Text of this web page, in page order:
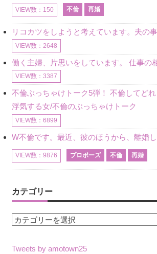
VIEW数：150 不倫 再婚
VIEW数：2648
VIEW数：3387
浮気する女/不倫のぶっちゃけトーク
VIEW数：6899
VIEW数：9876 プロポーズ 不倫 再婚
カテゴリー
カ
ゴ
Tweets by amotown25